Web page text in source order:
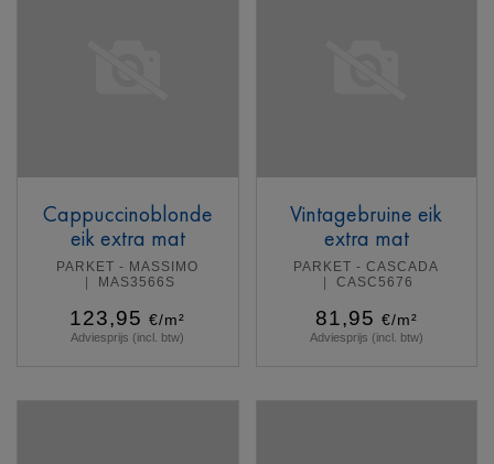
Cappuccinoblonde
eik extra mat
PARKET - MASSIMO
MAS3566S
123,95 €/m²
Adviesprijs (incl. btw)
Vintagebruine eik
extra mat
PARKET - CASCADA
CASC5676
81,95 €/m²
Adviesprijs (incl. btw)